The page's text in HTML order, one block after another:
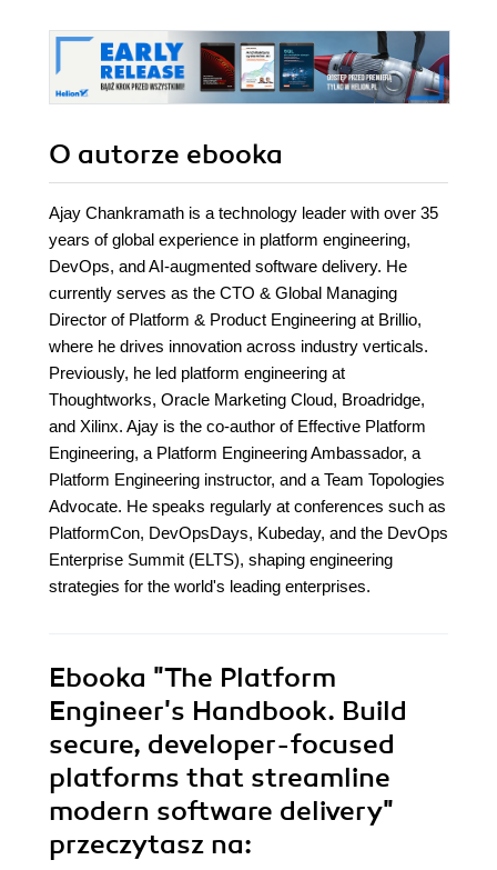
O autorze ebooka
Ajay Chankramath is a technology leader with over 35
years of global experience in platform engineering,
DevOps, and AI-augmented software delivery. He
currently serves as the CTO & Global Managing
Director of Platform & Product Engineering at Brillio,
where he drives innovation across industry verticals.
Previously, he led platform engineering at
Thoughtworks, Oracle Marketing Cloud, Broadridge,
and Xilinx. Ajay is the co-author of Effective Platform
Engineering, a Platform Engineering Ambassador, a
Platform Engineering instructor, and a Team Topologies
Advocate. He speaks regularly at conferences such as
PlatformCon, DevOpsDays, Kubeday, and the DevOps
Enterprise Summit (ELTS), shaping engineering
strategies for the world's leading enterprises.
Ebooka "The Platform
Engineer's Handbook. Build
secure, developer-focused
platforms that streamline
modern software delivery"
przeczytasz na: